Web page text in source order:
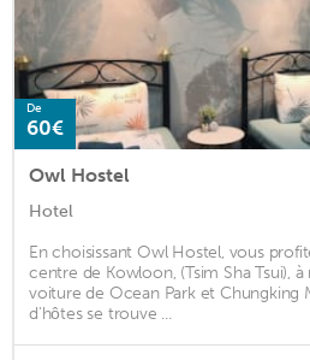
De
60€
Owl Hostel
Hotel
En choisissant Owl Hostel, vous
centre de Kowloon, (Tsim Sha Tsui),
voiture de Ocean Park et Chungking
d'hôtes se trouve ...